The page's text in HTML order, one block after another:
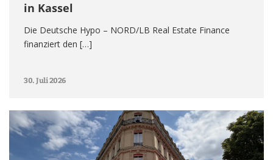
in Kassel
Die Deutsche Hypo – NORD/LB Real Estate Finance
finanziert den […]
30. Juli 2026